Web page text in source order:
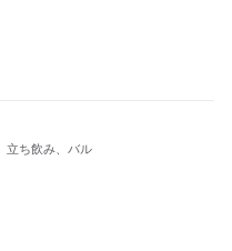
立ち飲み、バル